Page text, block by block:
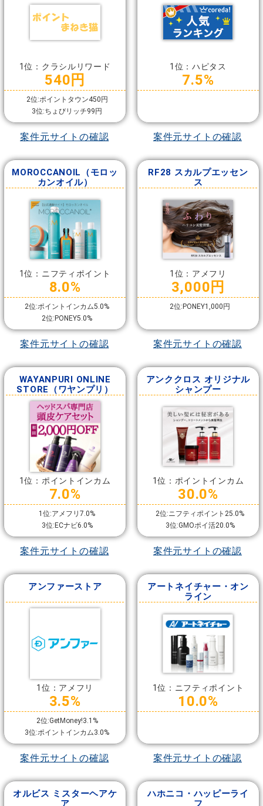
1位：クラシルリワード
540円
2位:ポイントタウン450円
3位:ちょびリッチ99円
案件元サイトの確認
1位：ハピタス
7.5%
案件元サイトの確認
MOROCCANOIL（モロッ
カンオイル）
1位：ニフティポイント
8.0%
2位:ポイントインカム5.0%
2位:PONEY5.0%
案件元サイトの確認
RF28 スカルプエッセン
ス
1位：アメフリ
3,000円
2位:PONEY1,000円
案件元サイトの確認
WAYANPURI ONLINE
STORE（ワヤンプリ）
1位：ポイントインカム
7.0%
1位:アメフリ7.0%
3位:ECナビ6.0%
案件元サイトの確認
アンククロス オリジナル
シャンプー
1位：ポイントインカム
30.0%
2位:ニフティポイント25.0%
3位:GMOポイ活20.0%
案件元サイトの確認
アンファーストア
1位：アメフリ
3.5%
2位:GetMoney!3.1%
3位:ポイントインカム3.0%
案件元サイトの確認
アートネイチャー・オン
ライン
1位：ニフティポイント
10.0%
案件元サイトの確認
オルビス ミスターヘアケ
ア
ハホニコ・ハッピーライ
フ